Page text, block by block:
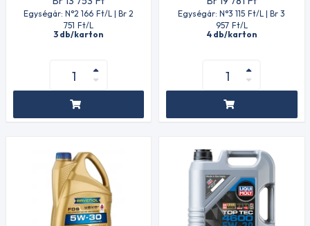
Egységár: N°2 166 Ft/L | Br 2
751 Ft/L
3 db/karton
Egységár: N°3 115 Ft/L | Br 3
957 Ft/L
4 db/karton